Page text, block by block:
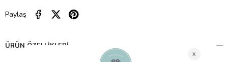
Paylaş
ÜRÜN ÖZELLIKLERI